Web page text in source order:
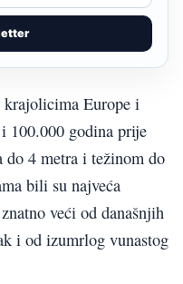
krajolicima Europe i
100.000 godina prije
do 4 metra i težinom do
bili su najveća
veći od današnjih
i od izumrlog vunastog